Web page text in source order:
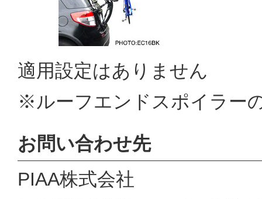
適用設定はありません
※ルーフエンドスポイラー
お問い合わせ先
PIAA株式会社